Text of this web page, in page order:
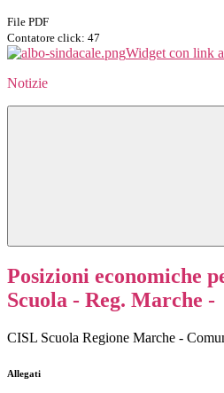
File PDF
Contatore click: 47
Widget con link
Notizie
Posizioni economiche
Scuola - Reg. Marche -
CISL Scuola Regione Marche -
Allegati